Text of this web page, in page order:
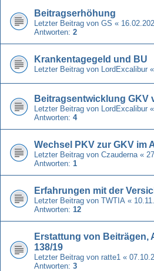
Beitragserhöhung
Letzter Beitrag von GS «
Antworten: 2
Krankentagegeld und BU
Letzter Beitrag von LordExcalibur «
Beitragsentwicklung GKV
Letzter Beitrag von LordExcalibur «
Antworten: 4
Wechsel PKV zur GKV im
Letzter Beitrag von Czauderna «
Antworten: 1
Erfahrungen mit der
Letzter Beitrag von TWTIA «
Antworten: 12
Erstattung von Beiträgen,
138/19
Letzter Beitrag von ratte1 «
Antworten: 3